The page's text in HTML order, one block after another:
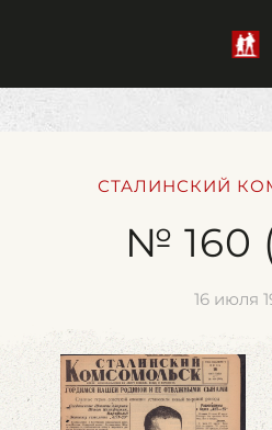
СТАЛИНСКИЙ
№ 160
16 июля